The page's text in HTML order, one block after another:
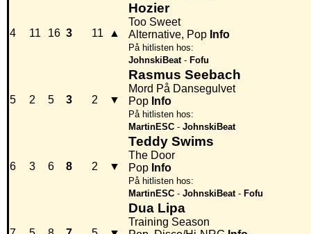
4 11 16 3 11 ▲
Hozier
Too Sweet
Alternative, Pop Info
På hitlisten hos:
JohnskiBeat- Fofu
5 2 5 3 2 ▼
Rasmus Seebach
Mord På Dansegulvet
Pop Info
På hitlisten hos:
MartinESC - JohnskiBeat
6 3 6 8 2 ▼
Teddy Swims
The Door
Pop Info
På hitlisten hos:
MartinESC - JohnskiBeat- Fofu
Dua Lipa
Training Season